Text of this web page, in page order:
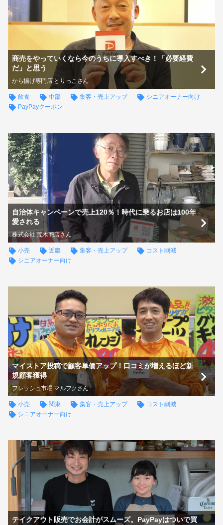
商売をやっていくなら今のうちに導入すべき！「必要経費
だ」と思う
から揚げ専門店 とりっこさん
飲食 中部 集客・売上アップ
シニアオーナー向け
PayPayクーポン
自治体キャンペーンで売上120％！時代に乗るお店は100年
愛される
株式会社 荒木商店さん
小売 近畿 集客・売上アップ
コスト削減
シニアオーナー向け
マイストア投稿で顧客単価アップ！口コミが増えるほど新
規顧客獲得
フレッシュ市場 マルフクさん
小売 関東 集客・売上アップ
コスト削減
シニアオーナー向け
テイクアウト販売でお会計がスムーズ。PayPayはついで買